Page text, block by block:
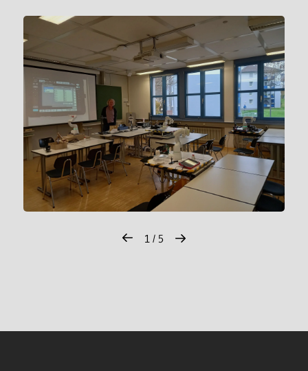
1 / 5